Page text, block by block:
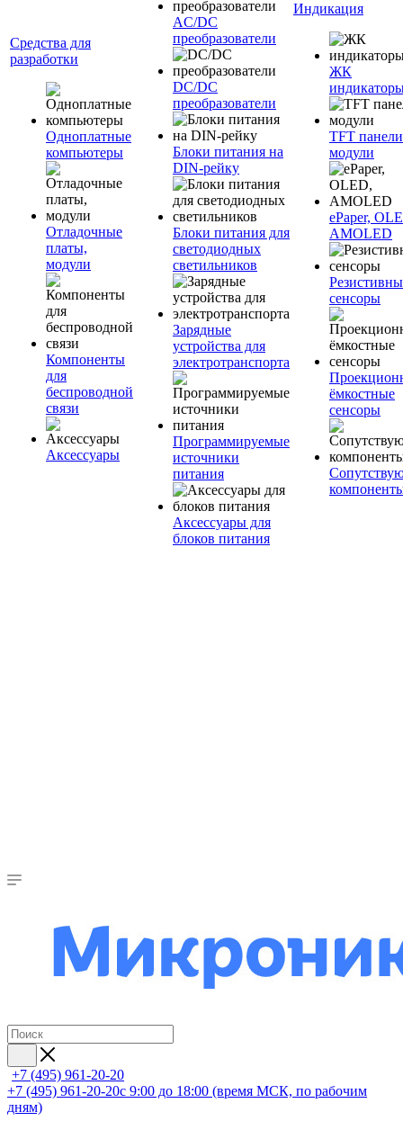
Средства для
разработки
Одноплатные
компьютеры
Отладочные
платы,
модули
Компоненты
для
беспроводной
связи
Аксессуары
AC/DC
преобразователи
DC/DC
преобразователи
Блоки питания на
DIN-рейку
Блоки питания для
светодиодных
светильников
Зарядные
устройства для
электротранспорта
Программируемые
источники
питания
Аксессуары для
блоков питания
Индикация
ЖК
TFT
модули
ePaper,
AMOLED
сенсоры
ёмкостные
сенсоры
+7 (495) 961-20-20
+7 (495) 961-20-20с 9:00 до 18:00 (время МСК, по рабочим
дням)